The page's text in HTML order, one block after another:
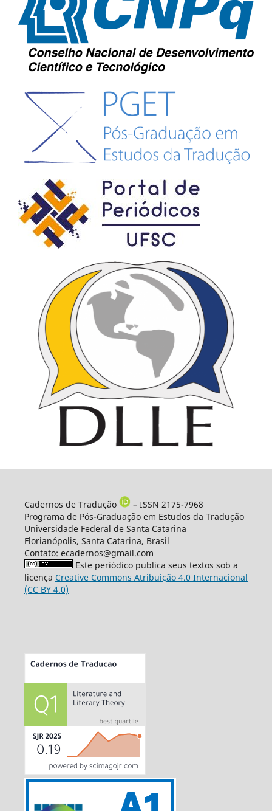
Cadernos de Tradução
– ISSN 2175-7968
Programa de Pós-Graduação em Estudos da Tradução
Universidade Federal de Santa Catarina
Florianópolis, Santa Catarina, Brasil
Contato: ecadernos@gmail.com
Este periódico publica seus textos sob a
licença Creative Commons Atribuição 4.0 Internacional
(CC BY 4.0)